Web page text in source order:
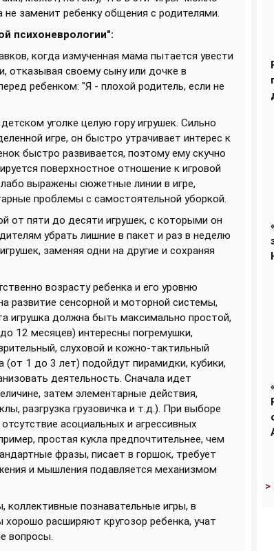
заменит ребенку общения с родителями.
психоневрологии":
когда измученная мама пытается увести
отказывая своему сыну или дочке в
ребенком: "Я - плохой родитель, если не
уголке целую гору игрушек. Сильно
игре, он быстро утрачивает интерес к
быстро развивается, поэтому ему скучно
поверхностное отношение к игровой
выражены сюжетные линии в игре,
проблемы с самостоятельной уборкой.
от пяти до десяти игрушек, с которыми он
убрать лишние в пакет и раз в неделю
заменяя одни на другие и сохраняя
возрасту ребенка и его уровню
развитие сенсорной и моторной системы,
игрушка должна быть максимально простой,
12 месяцев) интересны погремушки,
слуховой и кожно-тактильный
1 до 3 лет) подойдут пирамидки, кубики,
деятельность. Сначала идет
затем элементарные действия,
разгрузка грузовичка и т.д.). При выборе
асоциальных и агрессивных
простая кукла предпочтительнее, чем
фразы, писает в горшок, требует
и мышления подавляется механизмом
познавательные игры, в
расширяют кругозор ребенка, учат
вопросы.